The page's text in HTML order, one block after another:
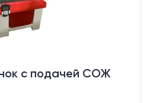
с подачей СОЖ